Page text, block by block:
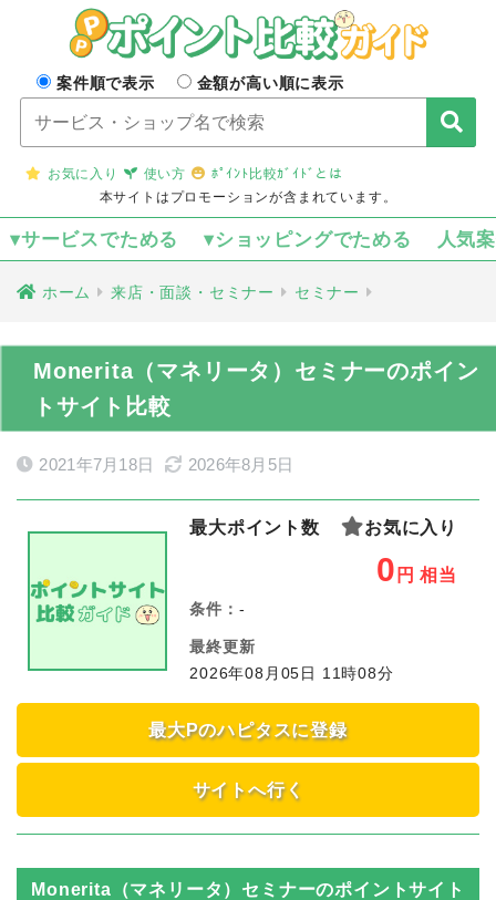
案件順で表示 金額が高い順に表示
お気に入り 使い方
ﾎﾟｲﾝﾄ比較ｶﾞｲﾄﾞとは
本サイトはプロモーションが含まれています。
▾サービスでためる ▾ショッピングでためる 人気
ホーム 来店・面談・セミナー セミナー
Monerita（マネリータ）セミナーのポイン
トサイト比較
2021年7月18日 2026年8月5日
最大ポイント数 お気に入り
0 円 相当
条件： -
最終更新
2026年08月05日 11時08分
最大Pのハピタスに登録
サイトへ行く
Monerita（マネリータ）セミナーのポイントサイト